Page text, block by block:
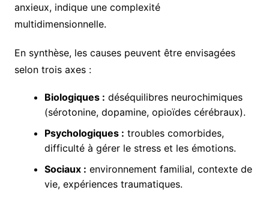
anxieux, indique une complexité
multidimensionnelle.
En synthèse, les causes peuvent être envisagées
selon trois axes :
Biologiques : déséquilibres neurochimiques
(sérotonine, dopamine, opioïdes cérébraux).
Psychologiques : troubles comorbides,
difficulté à gérer le stress et les émotions.
Sociaux : environnement familial, contexte de
vie, expériences traumatiques.